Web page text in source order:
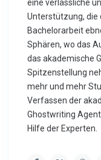
eine verlässliche
Unterstützung, die
Bachelorarbeit
Sphären, wo das
das akademische
Spitzenstellung
mehr und mehr
Verfassen der
Ghostwriting
Hilfe der Experten.